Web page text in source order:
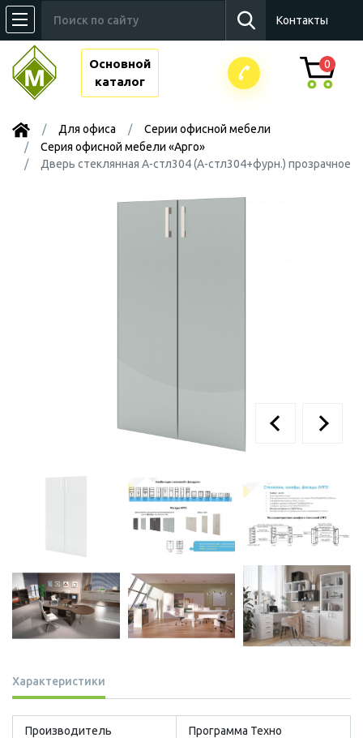
Контакты
Основной
каталог
0
Для офиса
Серии офисной мебели
Серия офисной мебели «Арго»
Дверь стеклянная А-стл304 (А-стл304+фурн.) прозрачное
Характеристики
Производитель Программа Техно